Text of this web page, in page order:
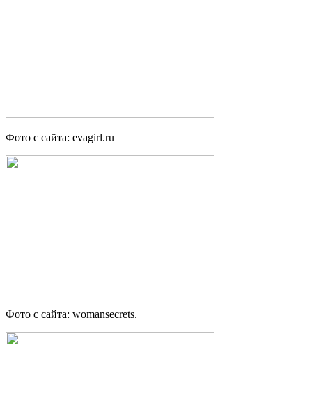
Фото с сайта: evagirl.ru
Фото с сайта: womansecrets.